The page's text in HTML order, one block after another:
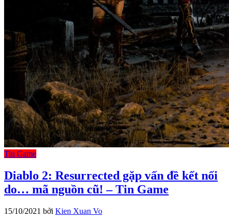
Tin Game
Diablo 2: Resurrected gặp vấn đề kết nối
do… mã nguồn cũ! – Tin Game
15/10/2021 bởi Kien Xuan Vo